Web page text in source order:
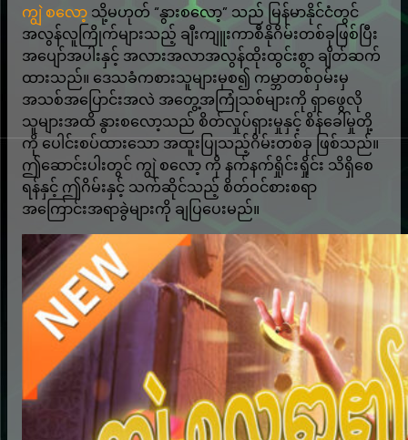
ကျွဲ စလော့ သို့မဟုတ် “နွားစလော့” သည် မြန်မာနိုင်ငံတွင်
အလွန်လူကြိုက်များသည့် ချီးကျူးကာစီနိုဂိမ်းတစ်ခုဖြစ်ပြီး
အပျော်အပါးနှင့် အလားအလာအလွန်ထိုးထွင်းစွာ ချိတ်ဆက်
ထားသည်။ ဒေသခံကစားသူများမှစ၍ ကမ္ဘာတစ်ဝှမ်းမှ
အသစ်အပြောင်းအလဲ အတွေ့အကြုံသစ်များကို ရှာဖွေလို
သူများအထိ နွားစလော့သည် စိတ်လှုပ်ရှားမှုနှင့် စိန်ခေါ်မှုတို့
ကို ပေါင်းစပ်ထားသော အထူးပြုသည့်ဂိမ်းတစ်ခု ဖြစ်သည်။
ဤဆောင်းပါးတွင် ကျွဲ စလော့ ကို နက်နက်ရှိုင်းရှိုင်း သိရှိစေ
ရန်နှင့် ဤဂိမ်းနှင့် သက်ဆိုင်သည့် စိတ်ဝင်စားစရာ
အကြောင်းအရာခွဲများကို ချပြပေးမည်။